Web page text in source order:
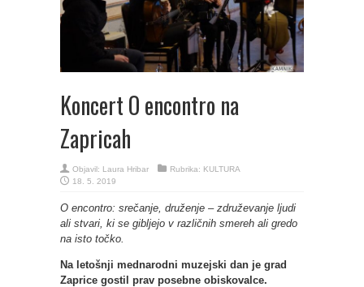
Koncert O encontro na
Zapricah
Objavil: Laura Hribar Rubrika: KULTURA
18. 5. 2019
O encontro: srečanje, druženje – združevanje ljudi
ali stvari, ki se gibljejo v različnih smereh ali gredo
na isto točko.
Na letošnji mednarodni muzejski dan je grad
Zaprice gostil prav posebne obiskovalce.